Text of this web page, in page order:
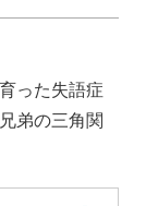
った失語症
弟の三角関